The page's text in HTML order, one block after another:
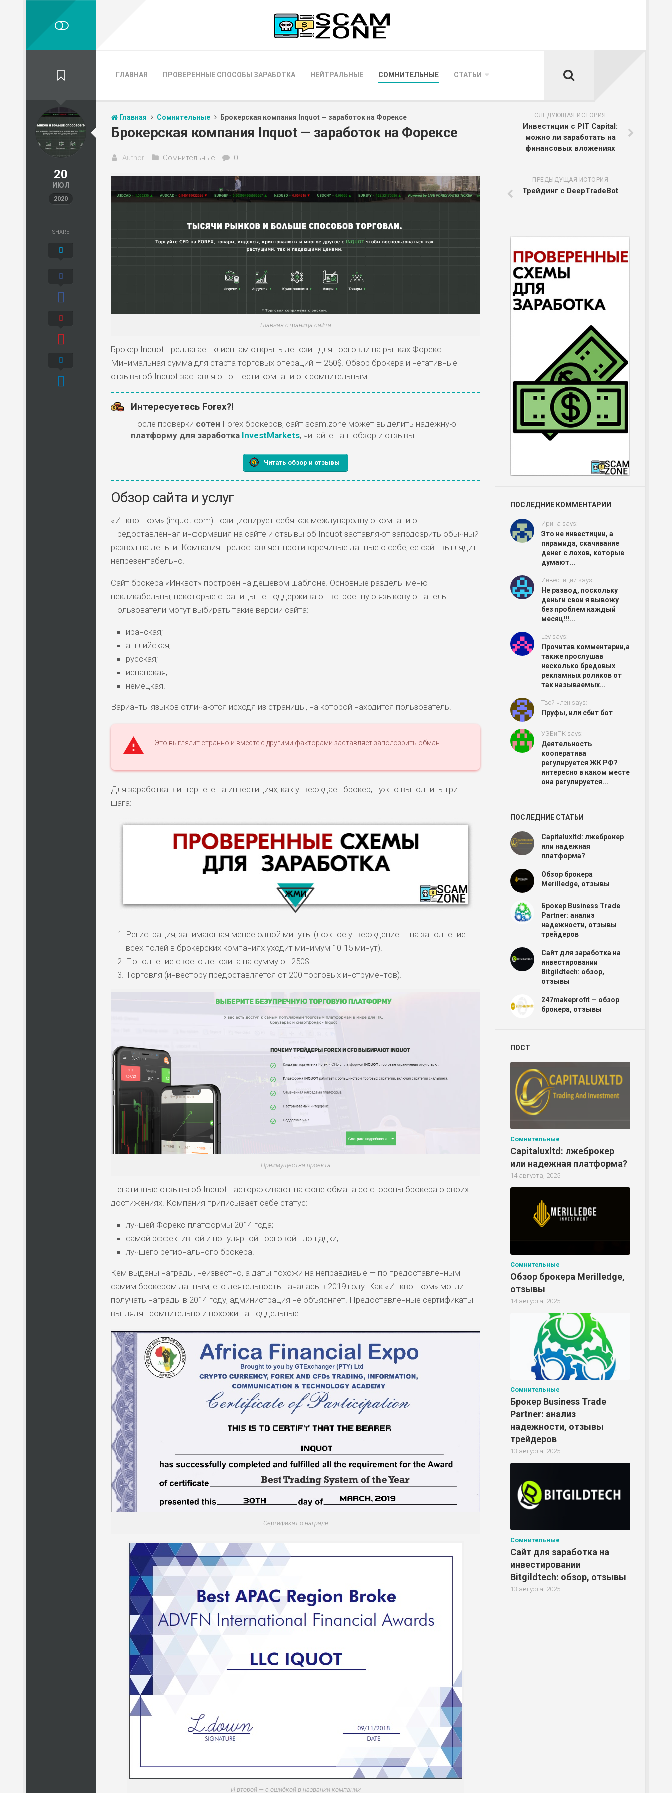
ГЛАВНАЯ ПРОВЕРЕННЫЕ СПОСОБЫ ЗАРАБОТКА НЕЙТРАЛЬНЫЕ СОМНИТЕЛЬНЫЕ СТАТЬИ
20
ИЮЛ
2020
Главная Сомнительные Брокерская компания Inquot — заработок на Форексе
Брокерская компания Inquot — заработок на Форексе
Author Сомнительные 0
Главная страница сайта
Брокер Inquot предлагает клиентам открыть депозит для торговли на рынках Форекс.
Минимальная сумма для старта торговых операций — 250$. Обзор брокера и негативные
отзывы об Inquot заставляют отнести компанию к сомнительным.
Интересуетесь Forex?!
После проверки сотен Forex брокеров, сайт scam.zone может выделить надёжную
платформу для заработка InvestMarkets, читайте наш обзор и отзывы:
Читать обзор и отзывы
Обзор сайта и услуг
«Инквот.ком» (inquot.com) позиционирует себя как международную компанию.
Предоставленная информация на сайте и отзывы об Inquot заставляют заподозрить обычный
развод на деньги. Компания предоставляет противоречивые данные о себе, ее сайт выглядит
непрезентабельно.
Сайт брокера «Инквот» построен на дешевом шаблоне. Основные разделы меню
некликабельны, некоторые страницы не поддерживают встроенную языковую панель.
Пользователи могут выбирать такие версии сайта:
иранская;
английская;
русская;
испанская;
немецкая.
Варианты языков отличаются исходя из страницы, на которой находится пользователь.
Это выглядит странно и вместе с другими факторами заставляет заподозрить обман.
Для заработка в интернете на инвестициях, как утверждает брокер, нужно выполнить три
шага:
Е
ИЙ
ПОДОЙДЕТ
СРЕДНИ
Регистрация, занимающая менее одной минуты (ложное утверждение — на заполнение
всех полей в брокерских компаниях уходит минимум 10-15 минут).
Пополнение своего депозита на сумму от 250$.
Торговля (инвестору предоставляется от 200 торговых инструментов).
Преимущества проекта
Негативные отзывы об Inquot настораживают на фоне обмана со стороны брокера о своих
достижениях. Компания приписывает себе статус:
лучшей Форекс-платформы 2014 года;
самой эффективной и популярной торговой площадки;
лучшего регионального брокера.
Кем выданы награды, неизвестно, а даты похожи на неправдивые — по предоставленным
самим брокером данным, его деятельность началась в 2019 году. Как «Инквот.ком» могли
получать награды в 2014 году, администрация не объясняет. Предоставленные сертификаты
выглядят сомнительно и похожи на поддельные.
Сертификат о награде
И второй — с ошибкой в названии компании
SHARE
СЛЕДУЮЩАЯ ИСТОРИЯ
Инвестиции с PIT Capital:
можно ли заработать на
финансовых вложениях
ПРЕДЫДУЩАЯ ИСТОРИЯ
Трейдинг с DeepTradeBot
ПОСЛЕДНИЕ КОММЕНТАРИИ
Ирина says:
Это не инвестиции, а
пирамида, скачивание
денег с лохов, которые
думают...
Инвестиции says:
Не развод, поскольку
деньги свои я вывожу
без проблем каждый
месяц!!!...
Lev says:
Прочитав комментарии,а
также прослушав
несколько бредовых
рекламных роликов от
так называемых...
Твой член says:
Пруфы, или сбит бот
УЭБиПК says:
Деятельность
кооператива
регулируется ЖК РФ?
интересно в каком месте
она регулируется...
ПОСЛЕДНИЕ СТАТЬИ
Capitaluxltd: лжеброкер
или надежная
платформа?
Обзор брокера
Merilledge, отзывы
Брокер Business Trade
Partner: анализ
надежности, отзывы
трейдеров
Сайт для заработка на
инвестировании
Bitgildtech: обзор,
отзывы
247makeprofit — обзор
брокера, отзывы
ПОСТ
Сомнительные
Capitaluxltd: лжеброкер
или надежная платформа?
14 августа, 2025
Сомнительные
Обзор брокера Merilledge,
отзывы
14 августа, 2025
Сомнительные
Брокер Business Trade
Partner: анализ
надежности, отзывы
трейдеров
13 августа, 2025
Сомнительные
Сайт для заработка на
инвестировании
Bitgildtech: обзор, отзывы
13 августа, 2025